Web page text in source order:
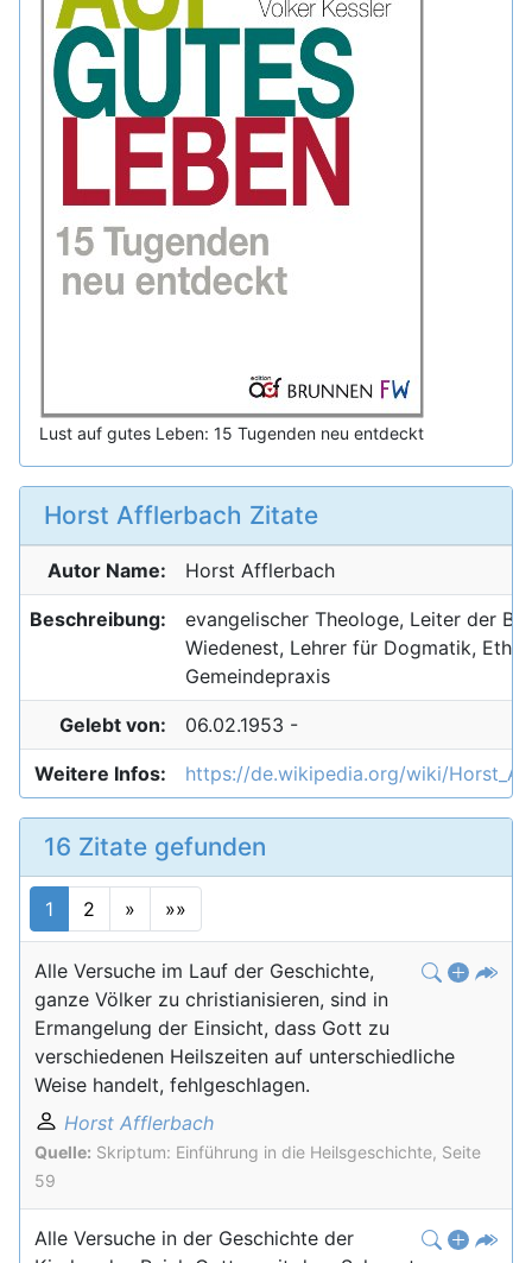
Lust auf gutes Leben: 15 Tugenden neu entdeckt
Horst Afflerbach Zitate
Autor Name: Horst Afflerbach
Beschreibung:
evangelischer Theologe, Leiter der
Wiedenest, Lehrer für Dogmatik, Ethik
Gemeindepraxis
Gelebt von: 06.02.1953 -
Weitere Infos: https://de.wikipedia.org/wiki/
16 Zitate gefunden
1 2 » »»
Alle Versuche im Lauf der Geschichte,
ganze Völker zu christianisieren, sind in
Ermangelung der Einsicht, dass Gott zu
verschiedenen Heilszeiten auf unterschiedliche
Weise handelt, fehlgeschlagen.
Horst Afflerbach
Quelle: Skriptum: Einführung in die Heilsgeschichte, Seite
59
Alle Versuche in der Geschichte der